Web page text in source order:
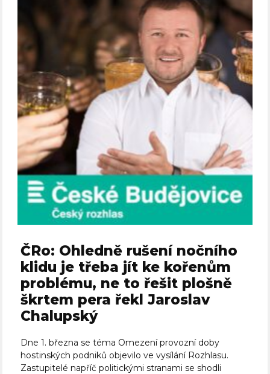
ČRo: Ohledně rušení nočního
klidu je třeba jít ke kořenům
problému, ne to řešit plošně
škrtem pera řekl Jaroslav
Chalupský
Dne 1. března se téma Omezení provozní doby
hostinských podniků objevilo ve vysílání Rozhlasu.
Zastupitelé napříč politickými stranami se shodli